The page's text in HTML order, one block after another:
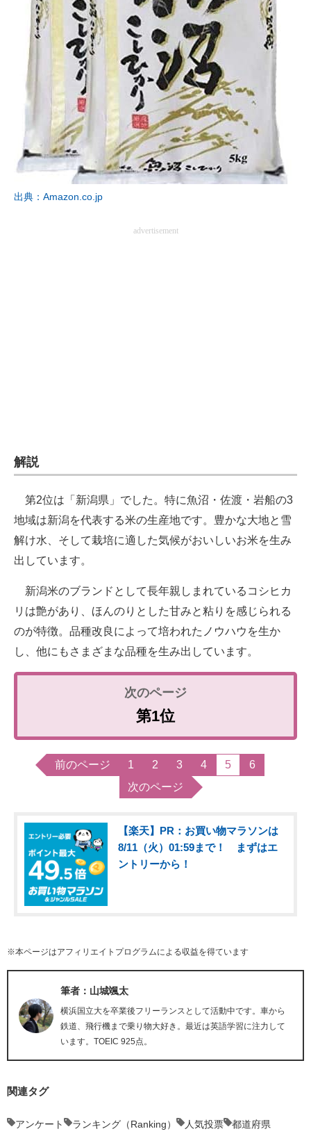
出典：Amazon.co.jp
advertisement
解説
第2位は「新潟県」でした。特に魚沼・佐渡・岩船の3
地域は新潟を代表する米の生産地です。豊かな大地と雪
解け水、そして栽培に適した気候がおいしいお米を生み
出しています。
新潟米のブランドとして長年親しまれているコシヒカ
リは艶があり、ほんのりとした甘みと粘りを感じられる
のが特徴。品種改良によって培われたノウハウを生か
し、他にもさまざまな品種を生み出しています。
第1位
前のページ 1 2 3 4 5
6
次のページ
【楽天】PR：お買い物マラソンは
8/11（火）01:59まで！ まずはエ
ントリーから！
※本ページはアフィリエイトプログラムによる収益を得ています
筆者：山城颯太
横浜国立大を卒業後フリーランスとして活動中です。車から
鉄道、飛行機まで乗り物大好き。最近は英語学習に注力して
います。TOEIC 925点。
関連タグ
アンケート ランキング（Ranking） 人気投票 都道府県